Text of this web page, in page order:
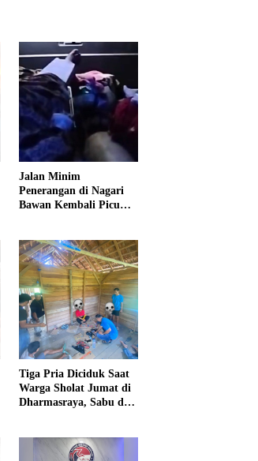
Jalan Minim
Penerangan di Nagari
Bawan Kembali Picu
Tiga Pria Diciduk Saat
Warga Sholat Jumat di
Dharmasraya, Sabu dan